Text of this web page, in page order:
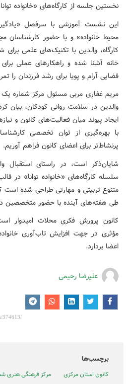
نخستین جلسه از کارگاه‌های «خانواده
این نشست آموزشی با سرفصل
محیط خانواده» و با حضور کارشناسان
کارگاه، والدین با تکنیک‌های علمی
خانه آشنا شده و راهکارهای عملی
فضایی آرام و پویا برای رشد فرزندان را
مریم غفاری مربی مسئول مرکز شماره
والدین در سلامت روانی کودکان، بیان
ایجاد پیوند میان فعالیت‌های کانون و
با بهره‌گیری از توان تخصصی
پرنشاط‌تر برای اعضای کانون فراهم آوریم.
شایان‌ذکر است، در راستای استقبال
متنوع تربیتی و مهارتی طراحی شده است
طی هفته‌های آینده با حضور متخصصین
کانون پرورش فکری محلات امیدوار
مؤثری در جهت افزایش تاب‌آوری
اعضا بردارد.
علیرضا رحیمی
برچسب‌ها
کانون استان مرکزی
مرکز فرهنگی هنری